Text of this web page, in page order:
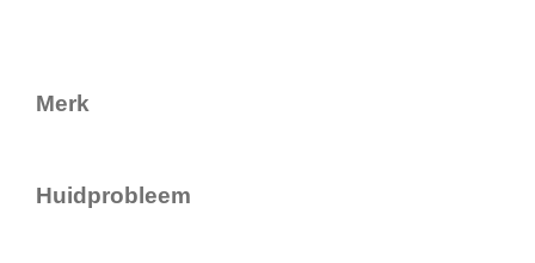
Merk
Huidprobleem